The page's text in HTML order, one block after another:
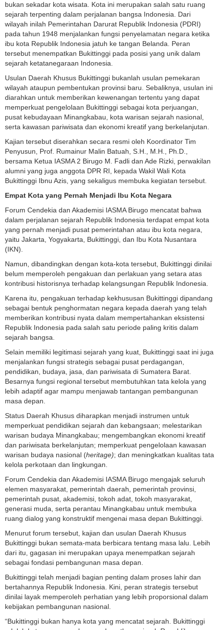
bukan sekadar kota wisata. Kota ini merupakan salah satu ruang
sejarah terpenting dalam perjalanan bangsa Indonesia. Dari
wilayah inilah Pemerintahan Darurat Republik Indonesia (PDRI)
pada tahun 1948 menjalankan fungsi penyelamatan negara ketika
ibu kota Republik Indonesia jatuh ke tangan Belanda. Peran
tersebut menempatkan Bukittinggi pada posisi yang unik dalam
sejarah ketatanegaraan Indonesia.
Usulan Daerah Khusus Bukittinggi bukanlah usulan pemekaran
wilayah ataupun pembentukan provinsi baru. Sebaliknya, usulan ini
diarahkan untuk memberikan kewenangan tertentu yang dapat
memperkuat pengelolaan Bukittinggi sebagai kota perjuangan,
pusat kebudayaan Minangkabau, kota warisan sejarah nasional,
serta kawasan pariwisata dan ekonomi kreatif yang berkelanjutan.
Kajian tersebut diserahkan secara resmi oleh Koordinator Tim
Penyusun, Prof. Rumainur Malin Batuah, S.H., M.H., Ph.D.,
bersama Ketua IASMA 2 Birugo M. Fadli dan Ade Rizki, perwakilan
alumni yang juga anggota DPR RI, kepada Wakil Wali Kota
Bukittinggi Ibnu Azis, yang sekaligus membuka kegiatan tersebut.
Empat Kota yang Pernah Menjadi Ibu Kota Negara
Forum Cendekia dan Akademisi IASMA Birugo mencatat bahwa
dalam perjalanan sejarah Republik Indonesia terdapat empat kota
yang pernah menjadi pusat pemerintahan atau ibu kota negara,
yaitu Jakarta, Yogyakarta, Bukittinggi, dan Ibu Kota Nusantara
(IKN).
Namun, dibandingkan dengan kota-kota tersebut, Bukittinggi dinilai
belum memperoleh pengakuan dan perlakuan yang setara atas
kontribusi historisnya terhadap kelangsungan Republik Indonesia.
Karena itu, pengakuan terhadap kekhususan Bukittinggi dipandang
sebagai bentuk penghormatan negara kepada daerah yang telah
memberikan kontribusi nyata dalam mempertahankan eksistensi
Republik Indonesia pada salah satu periode paling kritis dalam
sejarah bangsa.
Selain memiliki legitimasi sejarah yang kuat, Bukittinggi saat ini juga
menjalankan fungsi strategis sebagai pusat perdagangan,
pendidikan, budaya, jasa, dan pariwisata di Sumatera Barat.
Besarnya fungsi regional tersebut membutuhkan tata kelola yang
lebih adaptif agar mampu menjawab tantangan pembangunan
masa depan.
Status Daerah Khusus diharapkan menjadi instrumen untuk
memperkuat pendidikan sejarah dan kebangsaan; melestarikan
warisan budaya Minangkabau; mengembangkan ekonomi kreatif
dan pariwisata berkelanjutan; memperkuat pengelolaan kawasan
warisan budaya nasional (heritage); dan meningkatkan kualitas tata
kelola perkotaan dan lingkungan.
Forum Cendekia dan Akademisi IASMA Birugo mengajak seluruh
elemen masyarakat, pemerintah daerah, pemerintah provinsi,
pemerintah pusat, akademisi, tokoh adat, tokoh masyarakat,
generasi muda, serta perantau Minangkabau untuk membuka
ruang dialog yang konstruktif mengenai masa depan Bukittinggi.
Menurut forum tersebut, kajian dan usulan Daerah Khusus
Bukittinggi bukan semata-mata berbicara tentang masa lalu. Lebih
dari itu, gagasan ini merupakan upaya menempatkan sejarah
sebagai fondasi pembangunan masa depan.
Bukittinggi telah menjadi bagian penting dalam proses lahir dan
bertahannya Republik Indonesia. Kini, peran strategis tersebut
dinilai layak memperoleh perhatian yang lebih proporsional dalam
kebijakan pembangunan nasional.
“Bukittinggi bukan hanya kota yang mencatat sejarah. Bukittinggi